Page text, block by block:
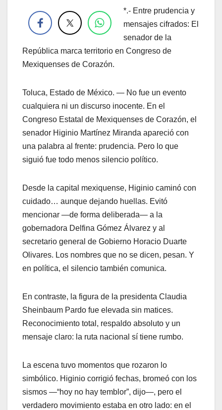
*.- Entre prudencia y
mensajes cifrados: El
senador de la
República marca territorio en Congreso de
Mexiquenses de Corazón.
Toluca, Estado de México. — No fue un evento
cualquiera ni un discurso inocente. En el
Congreso Estatal de Mexiquenses de Corazón, el
senador Higinio Martínez Miranda apareció con
una palabra al frente: prudencia. Pero lo que
siguió fue todo menos silencio político.
Desde la capital mexiquense, Higinio caminó con
cuidado… aunque dejando huellas. Evitó
mencionar —de forma deliberada— a la
gobernadora Delfina Gómez Álvarez y al
secretario general de Gobierno Horacio Duarte
Olivares. Los nombres que no se dicen, pesan. Y
en política, el silencio también comunica.
En contraste, la figura de la presidenta Claudia
Sheinbaum Pardo fue elevada sin matices.
Reconocimiento total, respaldo absoluto y un
mensaje claro: la ruta nacional sí tiene rumbo.
La escena tuvo momentos que rozaron lo
simbólico. Higinio corrigió fechas, bromeó con los
sismos —“hoy no hay temblor”, dijo—, pero el
verdadero movimiento estaba en otro lado: en el